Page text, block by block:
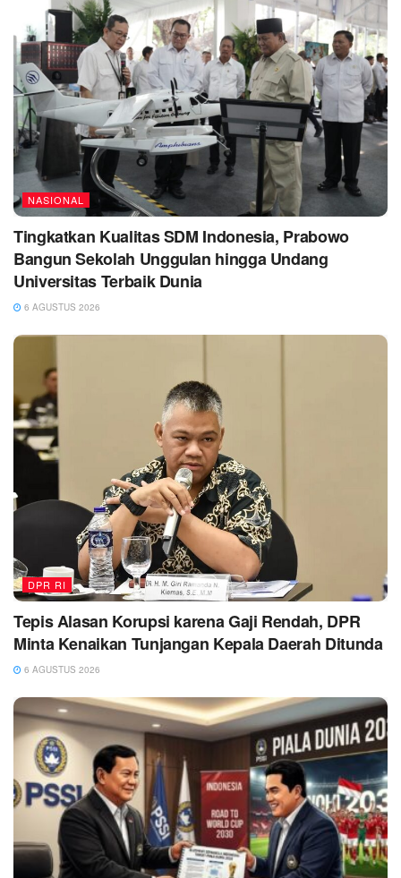
NASIONAL
Tingkatkan Kualitas SDM Indonesia, Prabowo
Bangun Sekolah Unggulan hingga Undang
Universitas Terbaik Dunia
6 AGUSTUS 2026
DPR RI
Tepis Alasan Korupsi karena Gaji Rendah, DPR
Minta Kenaikan Tunjangan Kepala Daerah Ditunda
6 AGUSTUS 2026